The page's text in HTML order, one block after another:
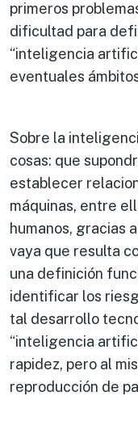
primeros
dificultad para
“inteligencia
eventuales
Sobre la
cosas: que
establecer
máquinas, entre
humanos, gracias
vaya que resulta
una definición
identificar los
tal desarrollo
“inteligencia
rapidez, pero al
reproducción de